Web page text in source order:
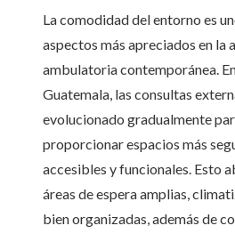
La comodidad del entorno es
aspectos más apreciados en la
ambulatoria contemporánea.
Guatemala, las consultas
evolucionado gradualmente
proporcionar espacios más
accesibles y funcionales. Esto
áreas de espera amplias,
bien organizadas, además de